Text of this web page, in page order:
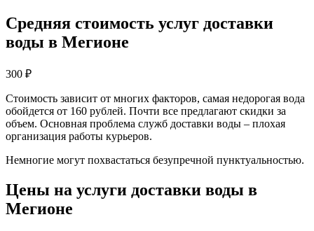
Средняя стоимость услуг доставки
воды в Мегионе
300 ₽
Стоимость зависит от многих факторов, самая недорогая вода
обойдется от 160 рублей. Почти все предлагают скидки за
объем. Основная проблема служб доставки воды – плохая
организация работы курьеров.
Немногие могут похвастаться безупречной пунктуальностью.
Цены на услуги доставки воды в
Мегионе